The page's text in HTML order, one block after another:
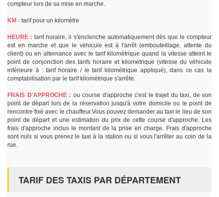
compteur lors de sa mise en marche.
KM : tarif pour un kilomètre
HEURE : tarif horaire, il s'enclenche automatiquement dès que le compteur
est en marche et que le véhicule est à l'arrêt (embouteillage, attente du
client) ou en alternance avec le tarif kilométrique quand la vitesse atteint le
point de conjonction des tarifs horaire et kilométrique (vitesse du véhicule
inférieure à : tarif horaire / le tarif kilométrique appliqué), dans ce cas la
comptabilisation par le tarif kilométrique s'arrête.
FRAIS D'APPROCHE : ou course d'approche c'est le trajet du taxi, de son
point de départ lors de la réservation jusqu'à votre domicile ou le point de
rencontre fixé avec le chauffeur.Vous pouvez demander au taxi le lieu de son
point de départ et une estimation du prix de cette course d'approche. Les
frais d'approche inclus le montant de la prise en charge. Frais d'approche
sont nuls si vous prenez le taxi à la station ou si vous l'arrêter au coin de la
rue.
TARIF DES TAXIS PAR DÉPARTEMENT